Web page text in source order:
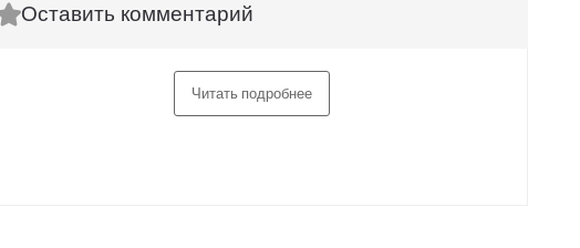
Оставить комментарий
Читать подробнее